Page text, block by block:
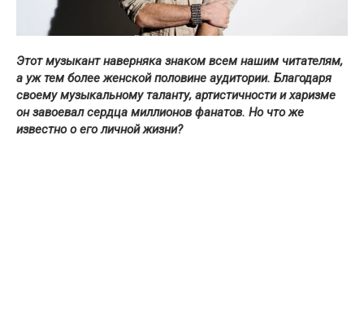
Этот музыкант наверняка знаком всем нашим читателям,
а уж тем более женской половине аудитории. Благодаря
своему музыкальному таланту, артистичности и харизме
он завоевал сердца миллионов фанатов. Но что же
известно о его личной жизни?